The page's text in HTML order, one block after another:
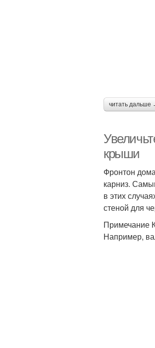
читать дальше
крыши
Фронтон
карниз.
в этих
стеной для
Примечание
Например,